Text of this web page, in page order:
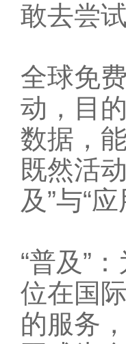
敢去尝
全球免
动，目
数据，
既然活
及”与“应
“普及”
位在国
的服务